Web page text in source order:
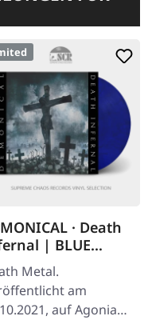
· Death
| BLUE
LP
Metal.
am
auf Agonia